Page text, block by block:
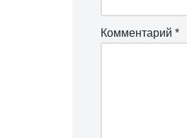
Комментарий *